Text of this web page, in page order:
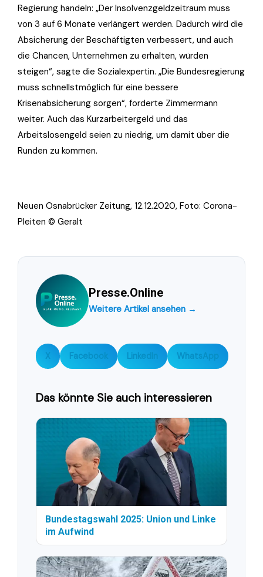
Regierung handeln: „Der Insolvenzgeldzeitraum muss
von 3 auf 6 Monate verlängert werden. Dadurch wird die
Absicherung der Beschäftigten verbessert, und auch
die Chancen, Unternehmen zu erhalten, würden
steigen“, sagte die Sozialexpertin. „Die Bundesregierung
muss schnellstmöglich für eine bessere
Krisenabsicherung sorgen“, forderte Zimmermann
weiter. Auch das Kurzarbeitergeld und das
Arbeitslosengeld seien zu niedrig, um damit über die
Runden zu kommen.
Neuen Osnabrücker Zeitung, 12.12.2020, Foto: Corona-
Pleiten © Geralt
Presse.Online
Weitere Artikel ansehen →
X Facebook LinkedIn WhatsApp
Das könnte Sie auch interessieren
Bundestagswahl 2025: Union und Linke
im Aufwind